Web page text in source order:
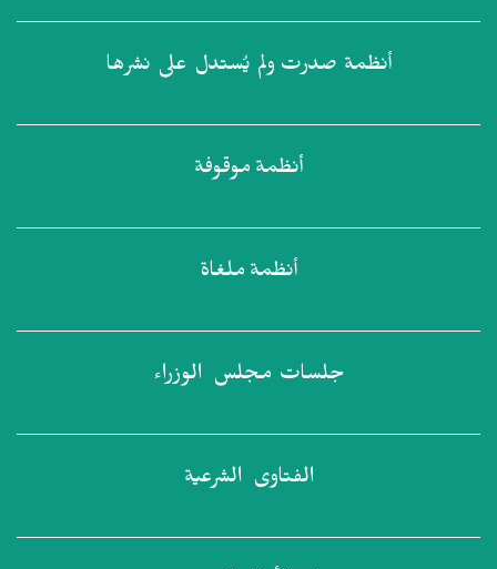
أنظمة صدرت ولم يُستدل على نشرها
أنظمة موقوفة
أنظمة ملغاة
جلسات مجلس الوزراء
الفتاوى الشرعية